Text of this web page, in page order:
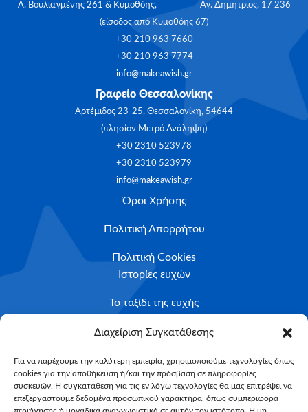
Διαχείριση Συγκατάθεσης
Για να παρέχουμε την καλύτερη εμπειρία, χρησιμοποιούμε τεχνολογίες όπως
cookies για την αποθήκευση ή/και την πρόσβαση σε πληροφορίες
συσκευών. Η συγκατάθεση για τις εν λόγω τεχνολογίες θα μας επιτρέψει να
επεξεργαστούμε δεδομένα προσωπικού χαρακτήρα, όπως συμπεριφορά
Λ. Βουλιαγμένης 261 & Κυμοθόης, Αγ. Δημήτριος, 17 236
(είσοδος από Κυμοθόης 67)
+30 210 963 7660
+30 210 963 7774
info@makeawish.gr
Γραφείο Θεσσαλονίκης
Αρτέμιδος 23-25, Θεσσαλονίκη, 54644
(πλησίον Μετρό Ανάληψη)
+30 2310 523978
+30 2310 523979
info@makeawish.gr
Όροι Χρήσης
Πολιτική Απορρήτου
Πολιτική Cookies
Ιστορίες ευχών
Το ταξίδι της ευχής
Κριτήρια Καταλληλότητας
Υποβολή Αιτήματος
NEWSLETTER
Email*